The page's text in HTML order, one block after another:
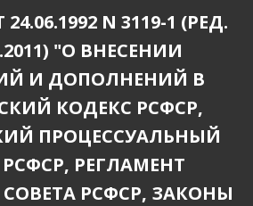
N 3119-1 (РЕД.
"О ВНЕСЕНИИ
И ДОПОЛНЕНИЙ В
КОДЕКС РСФСР,
ПРОЦЕССУАЛЬНЫЙ
РЕГЛАМЕНТ
РСФСР, ЗАКОНЫ